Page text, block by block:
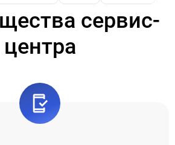
сервис-
центра